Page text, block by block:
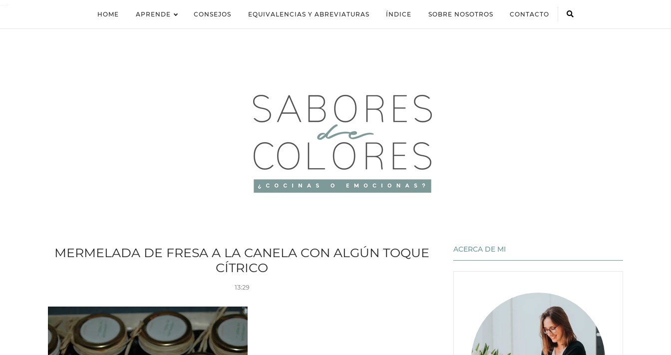
HOME APRENDE CONSEJOS EQUIVALENCIAS Y ABREVIATURAS ÍNDICE SOBRE NOSOTROS CONTACTO
MERMELADA DE FRESA A LA CANELA CON ALGÚN TOQUE
CÍTRICO
13:29
ACERCA DE MI